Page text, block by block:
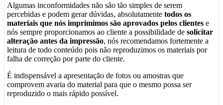
Algumas inconformidades não são tão simples de serem
percebidas e podem gerar dúvidas, absolutamente todos os
materiais que nós imprimimos são aprovados pelos clientes e
nós sempre proporcionamos ao cliente a possibilidade de solicitar
alteração antes da impressão, nós recomendamos fortemente a
leitura de todo conteúdo pois não reproduzimos os materiais por
falha de correção por parte do cliente.
É indispensável a apresentação de fotos ou amostras que
comprovem avaria do material para que o mesmo possa ser
reproduzido o mais rápido possível.